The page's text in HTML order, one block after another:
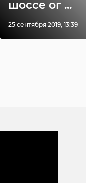
шоссе ог ...
25 сентября 2019, 13:39